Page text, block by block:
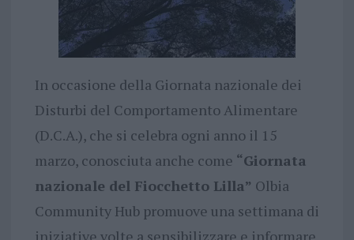
In occasione della Giornata nazionale dei
Disturbi del Comportamento Alimentare
(D.C.A.), che si celebra ogni anno il 15
marzo, conosciuta anche come “Giornata
nazionale del Fiocchetto Lilla” Olbia
Community Hub promuove una settimana di